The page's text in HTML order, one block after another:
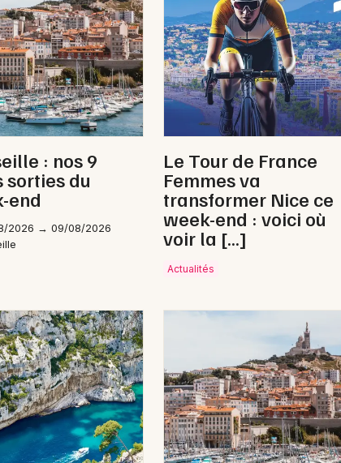
Newsletter des sorties
Artistes en tournée
Actus à Arles
Magazine à Arles
13 - Bouches du Rhône
Choisir mes départements
Mon email
: nos 9
sorties du
end
2026 → 09/08/2026
Le Tour de France
Femmes va
transformer Nice ce
week-end : voici où
voir la […]
Actualités